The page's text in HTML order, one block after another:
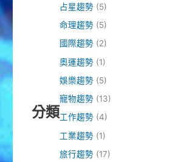
分類
占星趨勢(5)
命理趨勢(5)
國際趨勢(2)
奧運趨勢(1)
娛樂趨勢(5)
寵物趨勢(13)
工作趨勢(4)
工業趨勢(1)
旅行趨勢(17)